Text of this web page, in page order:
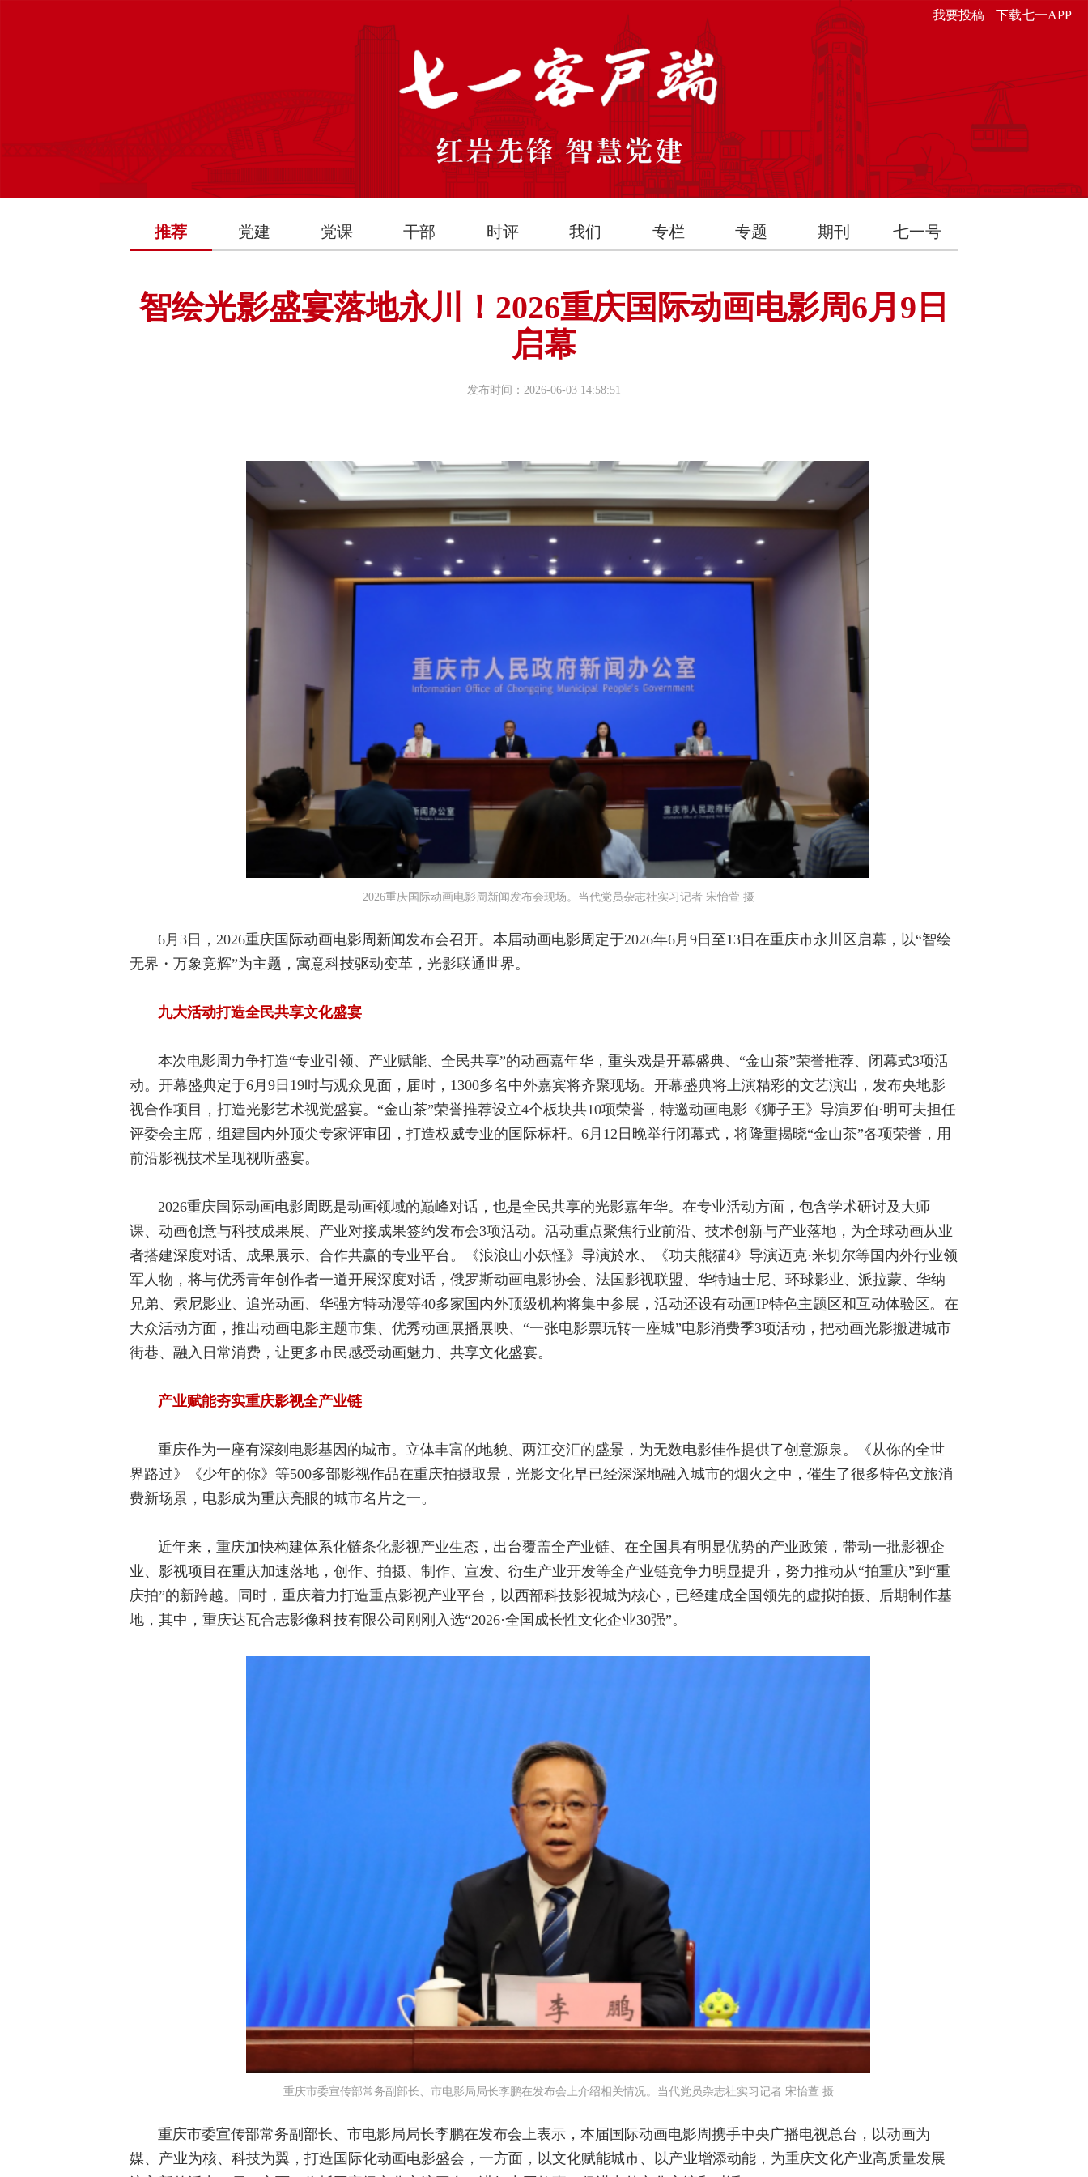
我要投稿 下载七一APP
推荐 党建 党课 干部 时评 我们 专栏 专题 期刊 七一号
智绘光影盛宴落地永川！2026重庆国际动画电影周6月9日
启幕
发布时间：2026-06-03 14:58:51
2026重庆国际动画电影周新闻发布会现场。当代党员杂志社实习记者 宋怡萱 摄
6月3日，2026重庆国际动画电影周新闻发布会召开。本届动画电影周定于2026年6月9日至13日在重庆市永川区启幕，以“智绘
无界・万象竞辉”为主题，寓意科技驱动变革，光影联通世界。
九大活动打造全民共享文化盛宴
本次电影周力争打造“专业引领、产业赋能、全民共享”的动画嘉年华，重头戏是开幕盛典、“金山茶”荣誉推荐、闭幕式3项活
动。开幕盛典定于6月9日19时与观众见面，届时，1300多名中外嘉宾将齐聚现场。开幕盛典将上演精彩的文艺演出，发布央地影
视合作项目，打造光影艺术视觉盛宴。“金山茶”荣誉推荐设立4个板块共10项荣誉，特邀动画电影《狮子王》导演罗伯·明可夫担任
评委会主席，组建国内外顶尖专家评审团，打造权威专业的国际标杆。6月12日晚举行闭幕式，将隆重揭晓“金山茶”各项荣誉，用
前沿影视技术呈现视听盛宴。
2026重庆国际动画电影周既是动画领域的巅峰对话，也是全民共享的光影嘉年华。在专业活动方面，包含学术研讨及大师
课、动画创意与科技成果展、产业对接成果签约发布会3项活动。活动重点聚焦行业前沿、技术创新与产业落地，为全球动画从业
者搭建深度对话、成果展示、合作共赢的专业平台。《浪浪山小妖怪》导演於水、《功夫熊猫4》导演迈克·米切尔等国内外行业领
军人物，将与优秀青年创作者一道开展深度对话，俄罗斯动画电影协会、法国影视联盟、华特迪士尼、环球影业、派拉蒙、华纳
兄弟、索尼影业、追光动画、华强方特动漫等40多家国内外顶级机构将集中参展，活动还设有动画IP特色主题区和互动体验区。在
大众活动方面，推出动画电影主题市集、优秀动画展播展映、“一张电影票玩转一座城”电影消费季3项活动，把动画光影搬进城市
街巷、融入日常消费，让更多市民感受动画魅力、共享文化盛宴。
产业赋能夯实重庆影视全产业链
重庆作为一座有深刻电影基因的城市。立体丰富的地貌、两江交汇的盛景，为无数电影佳作提供了创意源泉。《从你的全世
界路过》《少年的你》等500多部影视作品在重庆拍摄取景，光影文化早已经深深地融入城市的烟火之中，催生了很多特色文旅消
费新场景，电影成为重庆亮眼的城市名片之一。
近年来，重庆加快构建体系化链条化影视产业生态，出台覆盖全产业链、在全国具有明显优势的产业政策，带动一批影视企
业、影视项目在重庆加速落地，创作、拍摄、制作、宣发、衍生产业开发等全产业链竞争力明显提升，努力推动从“拍重庆”到“重
庆拍”的新跨越。同时，重庆着力打造重点影视产业平台，以西部科技影视城为核心，已经建成全国领先的虚拟拍摄、后期制作基
地，其中，重庆达瓦合志影像科技有限公司刚刚入选“2026·全国成长性文化企业30强”。
重庆市委宣传部常务副部长、市电影局局长李鹏在发布会上介绍相关情况。当代党员杂志社实习记者 宋怡萱 摄
重庆市委宣传部常务副部长、市电影局局长李鹏在发布会上表示，本届国际动画电影周携手中央广播电视总台，以动画为
媒、产业为核、科技为翼，打造国际化动画电影盛会，一方面，以文化赋能城市、以产业增添动能，为重庆文化产业高质量发展